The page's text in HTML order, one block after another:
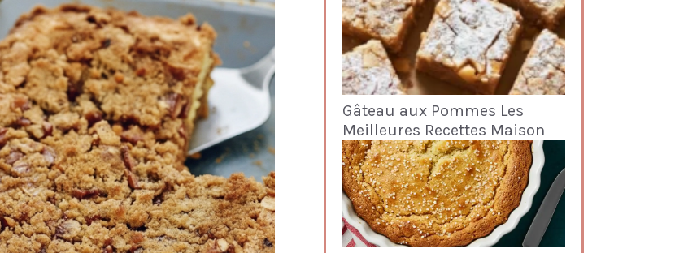
Gâteau aux Pommes Les
Meilleures Recettes Maison